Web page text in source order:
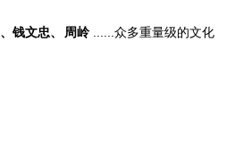
钱文忠、 周岭
......众多重量级的文化